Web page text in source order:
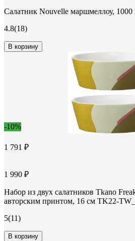
Салатник Nouvelle маршмеллоу, 1000
4.8(18)
В корзину
-10%
1 791 ₽
1 990 ₽
Набор из двух салатников Tkano
авторским принтом, 16 см TK22-
5(11)
В корзину